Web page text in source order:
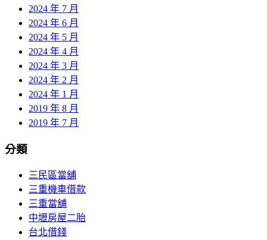
2024 年 7 月
2024 年 6 月
2024 年 5 月
2024 年 4 月
2024 年 3 月
2024 年 2 月
2024 年 1 月
2019 年 8 月
2019 年 7 月
分類
三民區當舖
三重機車借款
三重當舖
中壢房屋二胎
台北借錢